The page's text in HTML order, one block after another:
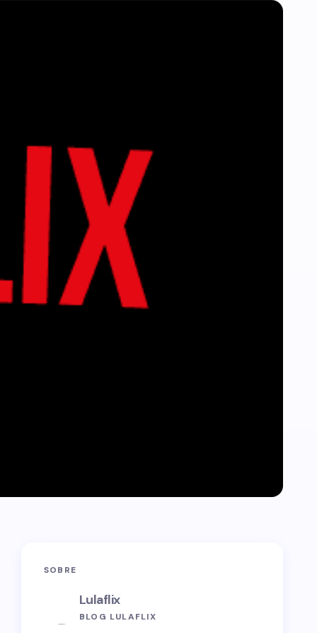
SOBRE
Lulaflix
BLOG LULAFLIX